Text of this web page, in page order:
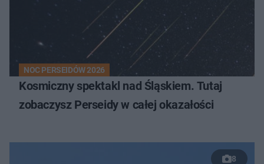
NOC PERSEIDÓW 2026
Kosmiczny spektakl nad Śląskiem. Tutaj
zobaczysz Perseidy w całej okazałości
8